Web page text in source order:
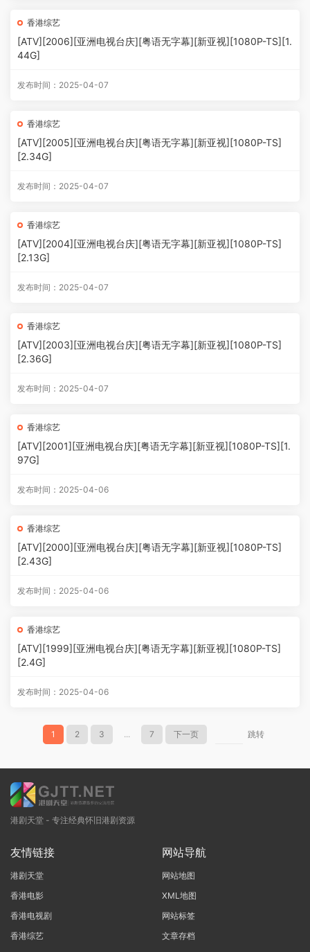
香港综艺
[ATV][2006][亚洲电视台庆][粤语无字幕][新亚视][1080P-TS][1.
44G]
发布时间：2025-04-07
香港综艺
[ATV][2005][亚洲电视台庆][粤语无字幕][新亚视][1080P-TS]
[2.34G]
发布时间：2025-04-07
香港综艺
[ATV][2004][亚洲电视台庆][粤语无字幕][新亚视][1080P-TS]
[2.13G]
发布时间：2025-04-07
香港综艺
[ATV][2003][亚洲电视台庆][粤语无字幕][新亚视][1080P-TS]
[2.36G]
发布时间：2025-04-07
香港综艺
[ATV][2001][亚洲电视台庆][粤语无字幕][新亚视][1080P-TS][1.
97G]
发布时间：2025-04-06
香港综艺
[ATV][2000][亚洲电视台庆][粤语无字幕][新亚视][1080P-TS]
[2.43G]
发布时间：2025-04-06
香港综艺
[ATV][1999][亚洲电视台庆][粤语无字幕][新亚视][1080P-TS]
[2.4G]
发布时间：2025-04-06
1 2 3 ... 7 下一页 跳转
港剧天堂 - 专注经典怀旧港剧资源
友情链接
港剧天堂
香港电影
香港电视剧
香港综艺
网站导航
网站地图
XML地图
网站标签
文章存档